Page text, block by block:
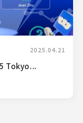
2025.04.21
Tokyo...